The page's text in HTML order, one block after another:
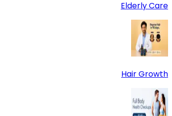
Elderly Care
Hair Growth